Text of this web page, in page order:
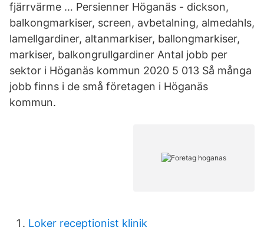
fjärrvärme … Persienner Höganäs - dickson,
balkongmarkiser, screen, avbetalning, almedahls,
lamellgardiner, altanmarkiser, ballongmarkiser,
markiser, balkongrullgardiner Antal jobb per
sektor i Höganäs kommun 2020 5 013 Så många
jobb finns i de små företagen i Höganäs
kommun.
Loker receptionist klinik